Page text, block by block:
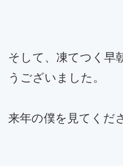
そして、凍てつく早
うございました。
来年の僕を見てくだ